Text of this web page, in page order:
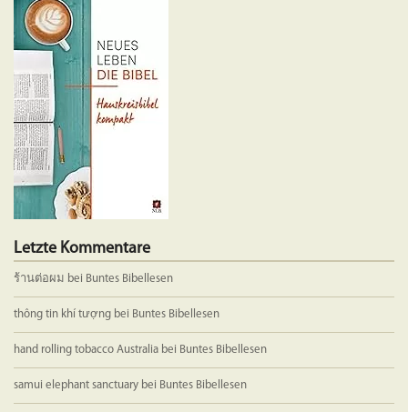
Letzte Kommentare
ร้านต่อผม bei Buntes Bibellesen
thông tin khí tượng bei Buntes Bibellesen
hand rolling tobacco Australia bei Buntes Bibellesen
samui elephant sanctuary bei Buntes Bibellesen